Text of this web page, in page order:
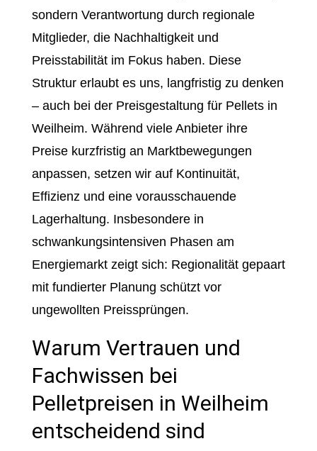
sondern Verantwortung durch regionale
Mitglieder, die Nachhaltigkeit und
Preisstabilität im Fokus haben. Diese
Struktur erlaubt es uns, langfristig zu denken
– auch bei der Preisgestaltung für Pellets in
Weilheim. Während viele Anbieter ihre
Preise kurzfristig an Marktbewegungen
anpassen, setzen wir auf Kontinuität,
Effizienz und eine vorausschauende
Lagerhaltung. Insbesondere in
schwankungsintensiven Phasen am
Energiemarkt zeigt sich: Regionalität gepaart
mit fundierter Planung schützt vor
ungewollten Preissprüngen.
Warum Vertrauen und
Fachwissen bei
Pelletpreisen in Weilheim
entscheidend sind